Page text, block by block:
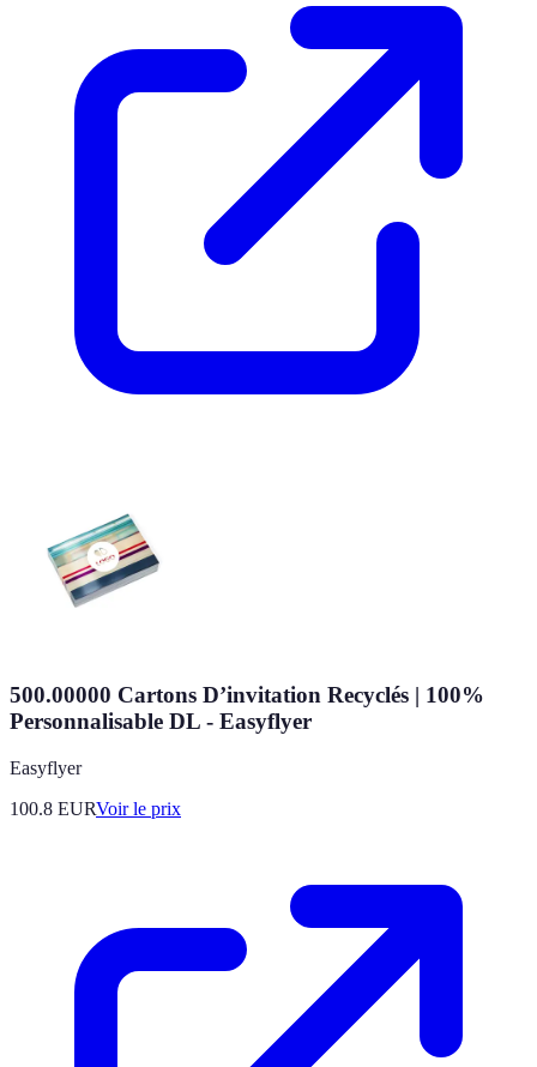
500.00000 Cartons D’invitation Recyclés | 100%
Personnalisable DL - Easyflyer
Easyflyer
100.8 EURVoir le prix